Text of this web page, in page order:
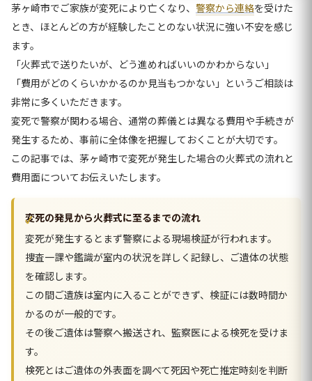
茅ヶ崎市でご家族が変死により亡くなり、 警察から連絡を受けた
とき、ほとんどの方が経験したことのない状況に強い不安を感じ
ます。
「火葬式で送りたいが、どう進めればいいのかわからない」
「費用がどのくらいかかるのか見当もつかない」というご相談は
非常に多くいただきます。
変死で警察が関わる場合、通常の葬儀とは異なる費用や手続きが
発生するため、事前に全体像を把握しておくことが大切です。
この記事では、茅ヶ崎市で変死が発生した場合の火葬式の流れと
費用面についてお伝えいたします。
変死の発見から火葬式に至るまでの流れ
変死が発生するとまず警察による現場検証が行われます。
捜査一課や鑑識が室内の状況を詳しく記録し、ご遺体の状態
を確認します。
この間ご遺族は室内に入ることができず、検証には数時間か
かるのが一般的です。
その後ご遺体は警察へ搬送され、監察医による検死を受けま
す。
検死とはご遺体の外表面を調べて死因や死亡推定時刻を判断